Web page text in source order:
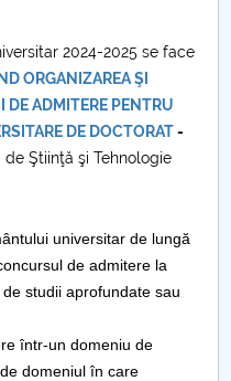
2024-2025 se face
ORGANIZAREA ŞI
DE ADMITERE PENTRU
DE DOCTORAT-
Ştiinţă şi Tehnologie
universitar de lungă
de admitere la
studii aprofundate sau
într-un domeniu de
domeniul în care